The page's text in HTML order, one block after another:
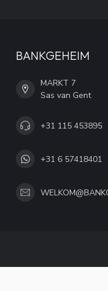
BANKGEHEIM
MARKT 7
Sas van Gent
+31 115 453895
+31 6 57418401